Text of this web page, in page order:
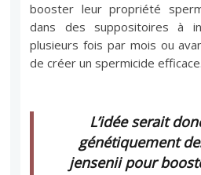
booster leur propriété
dans des suppositoires à
plusieurs fois par mois ou
de créer un spermicide efficace.
L’idée serait
génétiquement
jensenii pour